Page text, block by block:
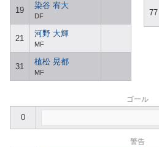
19
染谷 宥大
DF
21
河野 大輝
MF
31
植松 晃都
MF
77
ゴール
0
警告